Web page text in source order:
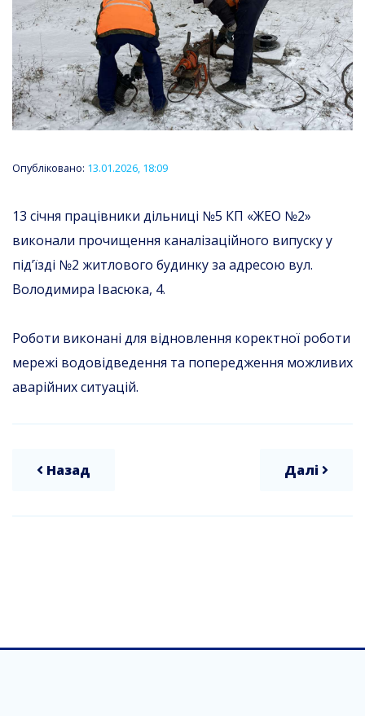
Опубліковано: 13.01.2026, 18:09
13 січня працівники дільниці №5 КП «ЖЕО №2»
виконали прочищення каналізаційного випуску у
під’їзді №2 житлового будинку за адресою вул.
Володимира Івасюка, 4.
Роботи виконані для відновлення коректної роботи
мережі водовідведення та попередження можливих
аварійних ситуацій.
Назад Далі